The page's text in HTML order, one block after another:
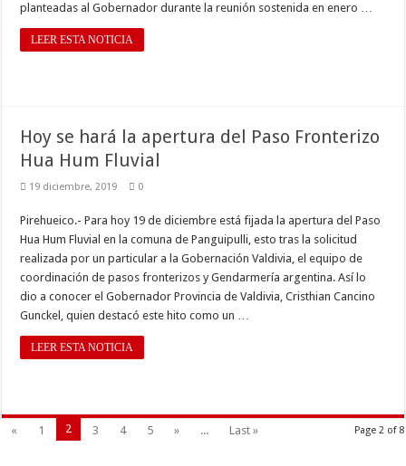
planteadas al Gobernador durante la reunión sostenida en enero …
LEER ESTA NOTICIA
Hoy se hará la apertura del Paso Fronterizo
Hua Hum Fluvial
19 diciembre, 2019 0
Pirehueico.- Para hoy 19 de diciembre está fijada la apertura del Paso
Hua Hum Fluvial en la comuna de Panguipulli, esto tras la solicitud
realizada por un particular a la Gobernación Valdivia, el equipo de
coordinación de pasos fronterizos y Gendarmería argentina. Así lo
dio a conocer el Gobernador Provincia de Valdivia, Cristhian Cancino
Gunckel, quien destacó este hito como un …
LEER ESTA NOTICIA
Page 2 of 8
« 1 2 3 4 5 » ... Last »